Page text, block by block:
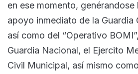
en ese momento, genérandose
apoyo inmediato de la Guardia
así como del “Operativo
Guardia Nacional, el Ejercito
Civil Municipal, así mismo